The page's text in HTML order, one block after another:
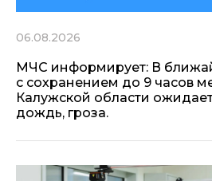
06.08.2026
МЧС информирует: В
с сохранением до 9 часов
Калужской области
дождь, гроза.